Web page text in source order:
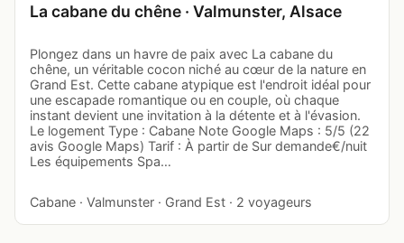
La cabane du chêne · Valmunster, Alsace
Plongez dans un havre de paix avec La cabane du
chêne, un véritable cocon niché au cœur de la nature en
Grand Est. Cette cabane atypique est l'endroit idéal pour
une escapade romantique ou en couple, où chaque
instant devient une invitation à la détente et à l'évasion.
Le logement Type : Cabane Note Google Maps : 5/5 (22
avis Google Maps) Tarif : À partir de Sur demande€/nuit
Les équipements Spa…
Cabane · Valmunster · Grand Est · 2 voyageurs